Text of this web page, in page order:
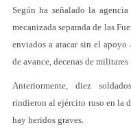
Según ha señalado la
mecanizada separada de las
enviados a atacar sin el
de avance, decenas de
Anteriormente, diez
rindieron al ejército ruso en la
hay heridos graves.